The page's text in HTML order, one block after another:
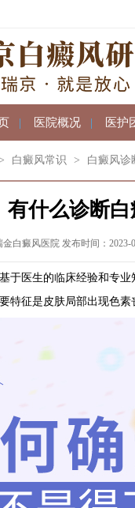
| 医院概况 | 医护
白癜风常识 > 白癜风诊
有什么诊断
白癜风医院 发布时间：2023-
医生的临床经验和专业
特征是皮肤局部出现色